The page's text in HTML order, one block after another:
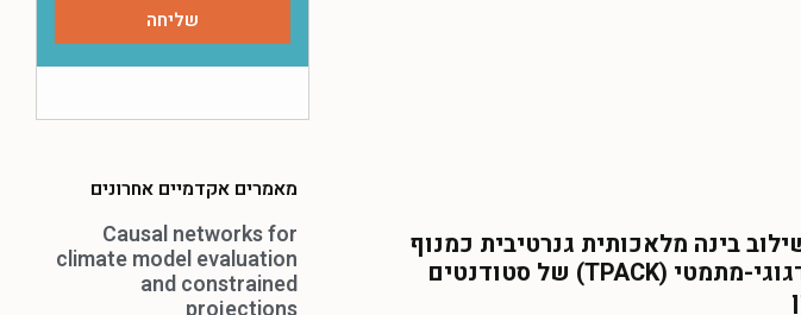
בינה מלאכותית גנרטיבית כמנוף
לפיתוח ידע טכנולוגי-פדגוגי-מתמטי (TPACK) של סטודנטים
מאמרים אקדמיים אחרונים
Causal networks for
climate model evaluation
and constrained